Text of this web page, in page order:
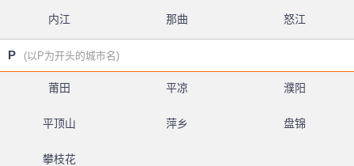
内江 那曲 怒江
P (以P为开头的城市名)
莆田 平凉 濮阳
平顶山 萍乡 盘锦
攀枝花